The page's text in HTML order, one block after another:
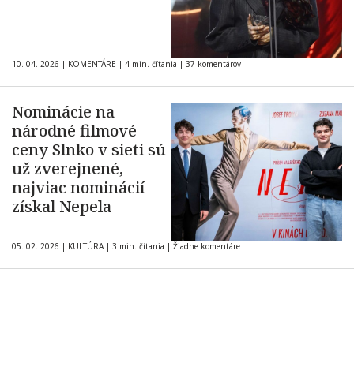
10. 04. 2026 | KOMENTÁRE | 4 min. čítania | 37 komentárov
Nominácie na
národné filmové
ceny Slnko v sieti sú
už zverejnené,
najviac nominácií
získal Nepela
05. 02. 2026 | KULTÚRA | 3 min. čítania | Žiadne komentáre